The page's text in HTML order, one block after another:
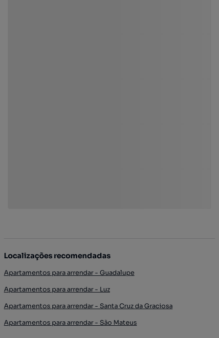
Localizações recomendadas
Apartamentos para arrendar - Guadalupe
Apartamentos para arrendar - Luz
Apartamentos para arrendar - Santa Cruz da Graciosa
Apartamentos para arrendar - São Mateus